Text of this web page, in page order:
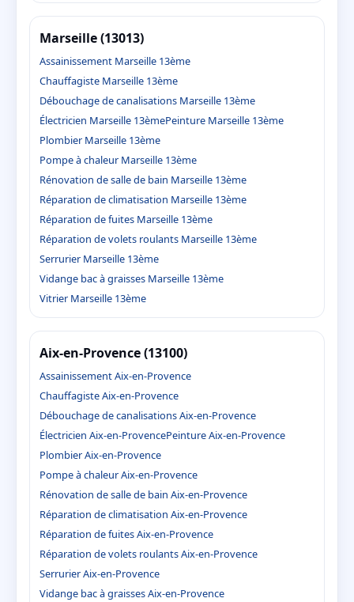
Marseille (13013)
Assainissement Marseille 13ème
Chauffagiste Marseille 13ème
Débouchage de canalisations Marseille 13ème
Électricien Marseille 13èmePeinture Marseille 13ème
Plombier Marseille 13ème
Pompe à chaleur Marseille 13ème
Rénovation de salle de bain Marseille 13ème
Réparation de climatisation Marseille 13ème
Réparation de fuites Marseille 13ème
Réparation de volets roulants Marseille 13ème
Serrurier Marseille 13ème
Vidange bac à graisses Marseille 13ème
Vitrier Marseille 13ème
Aix-en-Provence (13100)
Assainissement Aix-en-Provence
Chauffagiste Aix-en-Provence
Débouchage de canalisations Aix-en-Provence
Électricien Aix-en-ProvencePeinture Aix-en-Provence
Plombier Aix-en-Provence
Pompe à chaleur Aix-en-Provence
Rénovation de salle de bain Aix-en-Provence
Réparation de climatisation Aix-en-Provence
Réparation de fuites Aix-en-Provence
Réparation de volets roulants Aix-en-Provence
Serrurier Aix-en-Provence
Vidange bac à graisses Aix-en-Provence